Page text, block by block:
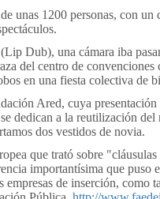
unas 1200 personas, con
Dub), una cámara iba
del centro de
en una fiesta colectiva de
Ared, cuya
dedican a la reutilización
dos vestidos de novia.
que trató sobre
importantísima que puso
empresas de inserción,